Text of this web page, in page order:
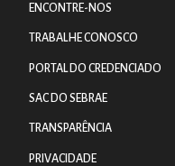
ENCONTRE-NOS
TRABALHE CONOSCO
PORTAL DO CREDENCIADO
SAC DO SEBRAE
TRANSPARÊNCIA
PRIVACIDADE